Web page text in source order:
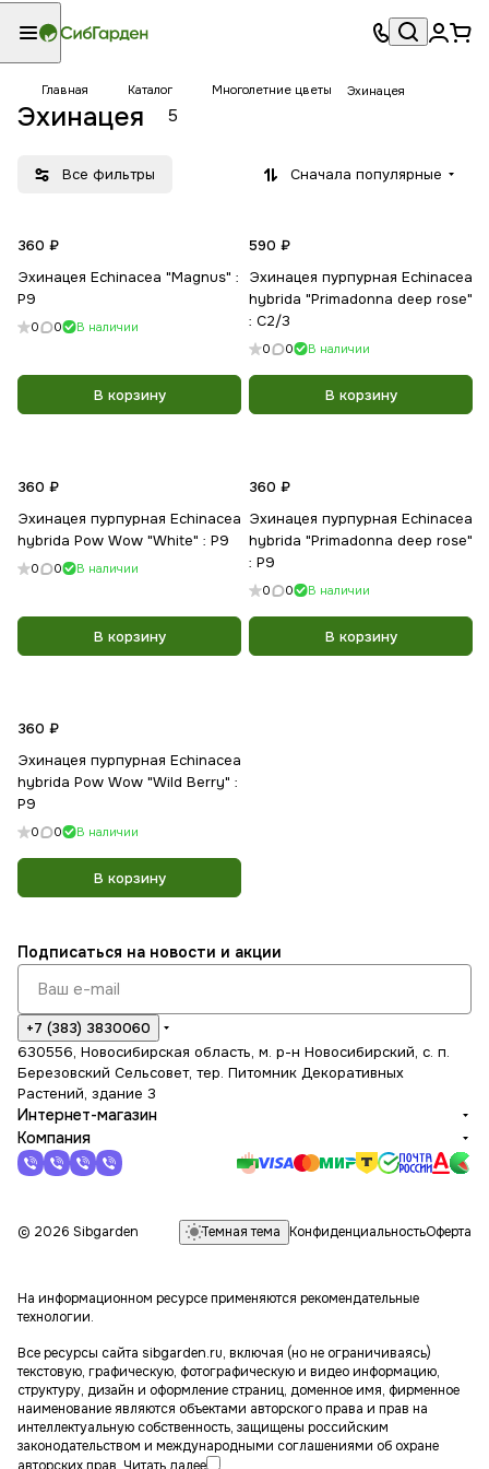
Главная Каталог Многолетние цветы Эхинацея
Эхинацея 5
Все фильтры Сначала популярные
360 ₽
Эхинацея Echinacea "Magnus" :
Р9
0 0 В наличии
В корзину
590 ₽
Эхинацея пурпурная Echinacea
hybrida "Primadonna deep rose"
: C2/3
0 0 В наличии
В корзину
360 ₽
Эхинацея пурпурная Echinacea
hybrida Pow Wow "White" : Р9
0 0 В наличии
В корзину
360 ₽
Эхинацея пурпурная Echinacea
hybrida "Primadonna deep rose"
: Р9
0 0 В наличии
В корзину
360 ₽
Эхинацея пурпурная Echinacea
hybrida Pow Wow "Wild Berry" :
Р9
0 0 В наличии
В корзину
Подписаться на новости и акции
+7 (383) 3830060
630556, Новосибирская область, м. р-н Новосибирский, с. п.
Березовский Сельсовет, тер. Питомник Декоративных
Растений, здание 3
Интернет-магазин
Компания
© 2026 Sibgarden Темная тема КонфиденциальностьОферта
На информационном ресурсе применяются рекомендательные
технологии.
Все ресурсы сайта sibgarden.ru, включая (но не ограничиваясь)
текстовую, графическую, фотографическую и видео информацию,
структуру, дизайн и оформление страниц, доменное имя, фирменное
наименование являются объектами авторского права и прав на
интеллектуальную собственность, защищены российским
законодательством и международными соглашениями об охране